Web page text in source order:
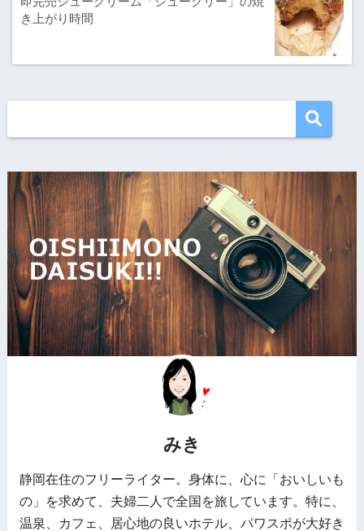
き上がり時間
みき
静岡在住のフリーライター。身体に、心に「おいしいも
の」を求めて、夫婦二人で全国を旅しています。特に、
温泉、カフェ、居心地の良いホテル、パワスポが大好き